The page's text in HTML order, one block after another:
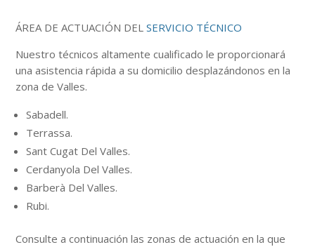
ÁREA DE ACTUACIÓN DELSERVICIO TÉCNICO
Nuestrotécnicos altamente cualificado le proporcionará
una asistencia rápida a su domicilio desplazándonos en la
zona de Valles.
Sabadell.
Terrassa.
Sant Cugat Del Valles.
Cerdanyola Del Valles.
Barberà Del Valles.
Rubi.
Consulte a continuaciónlas zonas de actuación en la que